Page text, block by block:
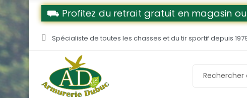
⛟ Profitez du retrait gratuit en magasin
Spécialiste de toutes les chasses et du tir sportif depuis